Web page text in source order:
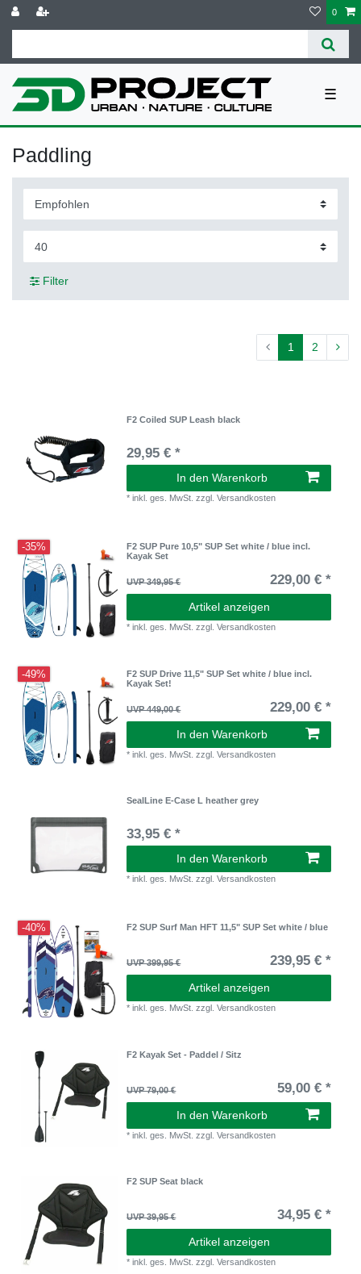
0
☰
Paddling
Filter
1 2
F2 Coiled SUP Leash black
29,95 € *
In den Warenkorb
*inkl. ges. MwSt. zzgl.Versandkosten
-35%
F2 SUP Pure 10,5" SUP Set white / blue incl.
Kayak Set
UVP 349,95 € 229,00 € *
Artikel anzeigen
*inkl. ges. MwSt. zzgl.Versandkosten
-49%
F2 SUP Drive 11,5" SUP Set white / blue incl.
Kayak Set!
UVP 449,00 € 229,00 € *
In den Warenkorb
*inkl. ges. MwSt. zzgl.Versandkosten
SealLine E-Case L heather grey
33,95 € *
In den Warenkorb
*inkl. ges. MwSt. zzgl.Versandkosten
-40% F2 SUP Surf Man HFT 11,5" SUP Set white / blue
UVP 399,95 € 239,95 € *
Artikel anzeigen
*inkl. ges. MwSt. zzgl.Versandkosten
F2 Kayak Set - Paddel / Sitz
UVP 79,00 € 59,00 € *
In den Warenkorb
*inkl. ges. MwSt. zzgl.Versandkosten
F2 SUP Seat black
UVP 39,95 € 34,95 € *
Artikel anzeigen
*inkl. ges. MwSt. zzgl.Versandkosten